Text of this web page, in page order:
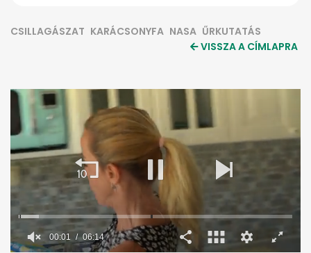
CSILLAGÁSZAT KARÁCSONYFA NASA ŰRKUTATÁS
VISSZA A CÍMLAPRA
00:02 06:14